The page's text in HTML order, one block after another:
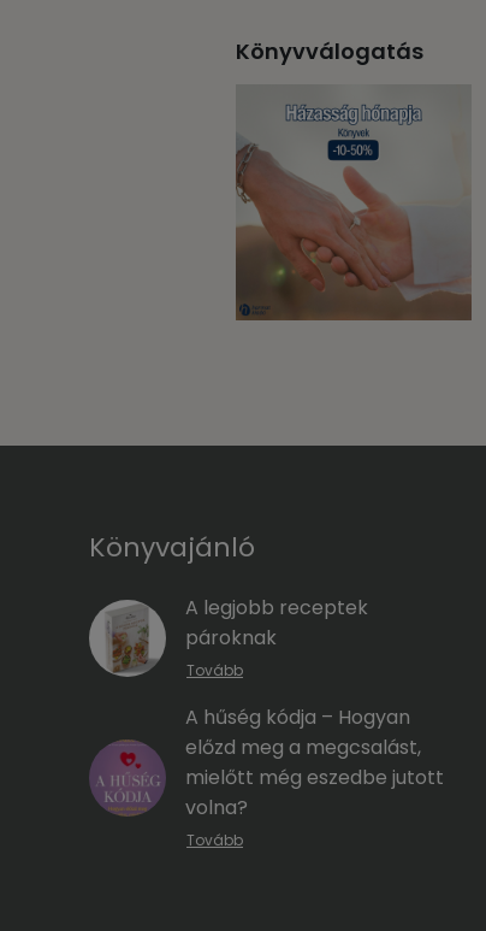
Könyvválogatás
Könyvajánló
A legjobb receptek
pároknak
Tovább
A hűség kódja – Hogyan
előzd meg a megcsalást,
mielőtt még eszedbe jutott
volna?
Tovább